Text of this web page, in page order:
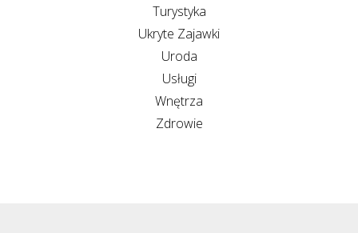
Turystyka
Ukryte Zajawki
Uroda
Usługi
Wnętrza
Zdrowie